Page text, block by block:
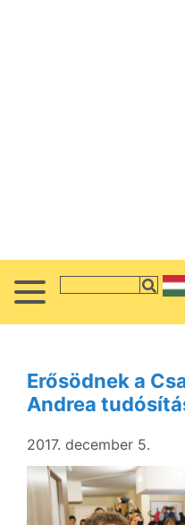
Erősödnek a
Andrea
2017. december 5.